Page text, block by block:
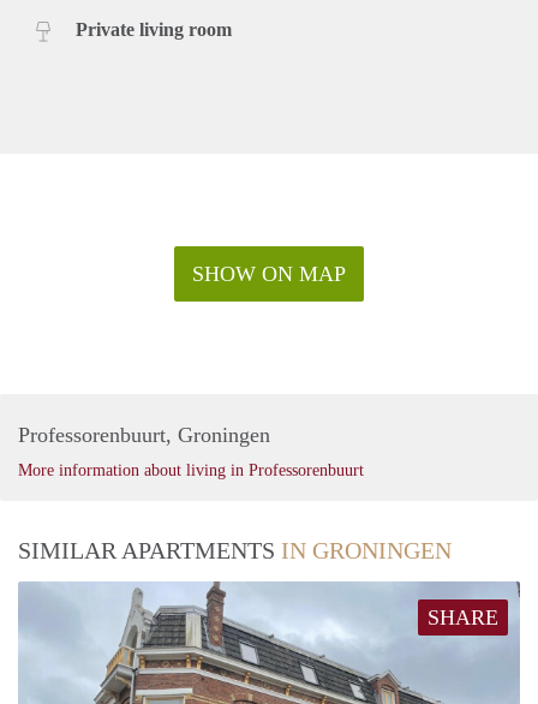
Private living room
SHOW ON MAP
Professorenbuurt, Groningen
More information about living in Professorenbuurt
SIMILAR APARTMENTS IN GRONINGEN
SHARE